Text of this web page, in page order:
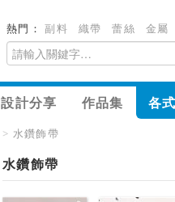
熱門：副料 織帶 蕾絲 金屬
設計分享 作品集 各
> 水鑽飾帶
水鑽飾帶